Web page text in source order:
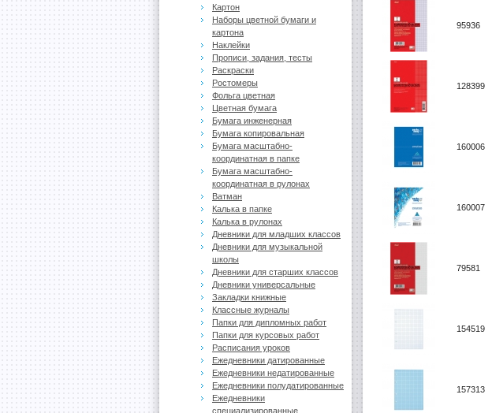
95936
128399
160006
160007
79581
154519
157313
Картон
Наборы цветной бумаги и
картона
Наклейки
Прописи, задания, тесты
Раскраски
Ростомеры
Фольга цветная
Цветная бумага
Бумага инженерная
Бумага копировальная
Бумага масштабно-
координатная в папке
Бумага масштабно-
координатная в рулонах
Ватман
Калька в папке
Калька в рулонах
Дневники для младших классов
Дневники для музыкальной
школы
Дневники для старших классов
Дневники универсальные
Закладки книжные
Классные журналы
Папки для дипломных работ
Папки для курсовых работ
Расписания уроков
Ежедневники датированные
Ежедневники недатированные
Ежедневники полудатированные
Ежедневники
специализированные